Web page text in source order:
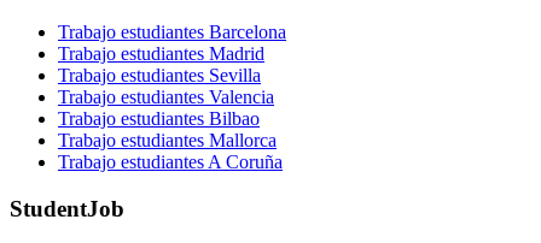
Trabajo estudiantes Barcelona
Trabajo estudiantes Madrid
Trabajo estudiantes Sevilla
Trabajo estudiantes Valencia
Trabajo estudiantes Bilbao
Trabajo estudiantes Mallorca
Trabajo estudiantes A Coruña
StudentJob